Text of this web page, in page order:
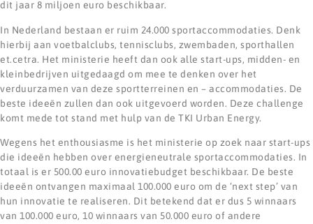
dit jaar 8 miljoen euro beschikbaar.
In Nederland bestaan er ruim 24.000 sportaccommodaties. Denk
hierbij aan voetbalclubs, tennisclubs, zwembaden, sporthallen
et.cetra. Het ministerie heeft dan ook alle start-ups, midden- en
kleinbedrijven uitgedaagd om mee te denken over het
verduurzamen van deze sportterreinen en – accommodaties. De
beste ideeën zullen dan ook uitgevoerd worden. Deze challenge
komt mede tot stand met hulp van de TKI Urban Energy.
Wegens het enthousiasme is het ministerie op zoek naar start-ups
die ideeën hebben over energieneutrale sportaccommodaties. In
totaal is er 500.00 euro innovatiebudget beschikbaar. De beste
ideeën ontvangen maximaal 100.000 euro om de ‘next step’ van
hun innovatie te realiseren. Dit betekend dat er dus 5 winnaars
van 100.000 euro, 10 winnaars van 50.000 euro of andere